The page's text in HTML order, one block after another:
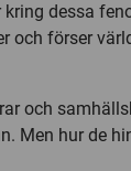
dessa
och förser
och
Men hur de